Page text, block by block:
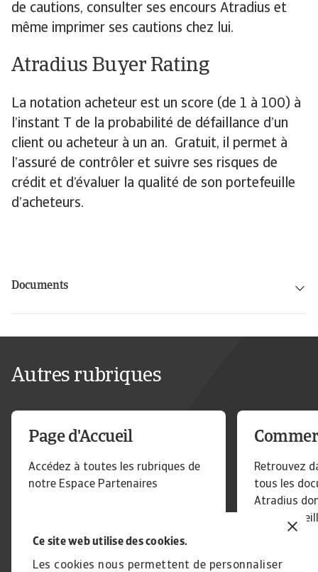
Ce site web utilise des cookies.
Les cookies nous permettent de personnaliser
de cautions, consulter ses encours Atradius et
même imprimer ses cautions chez lui.
Atradius Buyer Rating
La notation acheteur est un score (de 1 à 100) à
l’instant T de la probabilité de défaillance d’un
client ou acheteur à un an. Gratuit, il permet à
l’assuré de contrôler et suivre ses risques de
crédit et d’évaluer la qualité de son portefeuille
d’acheteurs.
Documents
Autres rubriques
Page d'Accueil
Accédez à toutes les rubriques de
notre Espace Partenaires
Retrouvez
tous les
Atradius
pour